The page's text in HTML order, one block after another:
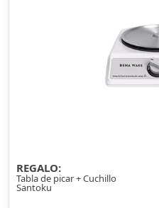
REGALO:
Tabla de picar + Cuchillo
Santoku